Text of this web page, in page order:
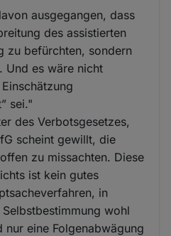
ausgegangen, dass
des assistierten
zu befürchten, sondern
Und es wäre nicht
sei."
des Verbotsgesetzes,
scheint gewillt, die
zu missachten. Diese
ist kein gutes
in
wohl
eine Folgenabwägung